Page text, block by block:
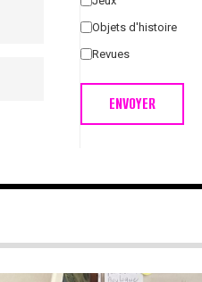
Objets d'histoire
Revues
ENVOYER